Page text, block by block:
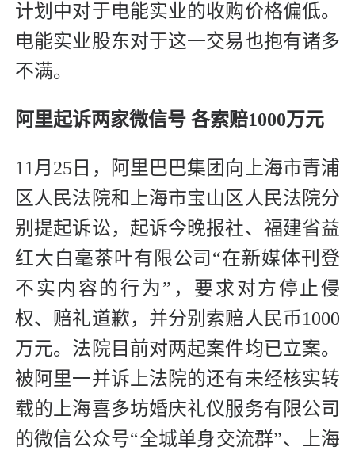
计划中对于电能实业的收购价格偏低。
电能实业股东对于这一交易也抱有诸多
不满。
阿里起诉两家微信号 各索赔1000万元
11月25日，阿里巴巴集团向上海市青浦
区人民法院和上海市宝山区人民法院分
别提起诉讼，起诉今晚报社、福建省益
红大白毫茶叶有限公司“在新媒体刊登
不实内容的行为”，要求对方停止侵
权、赔礼道歉，并分别索赔人民币1000
万元。法院目前对两起案件均已立案。
被阿里一并诉上法院的还有未经核实转
载的上海喜多坊婚庆礼仪服务有限公司
的微信公众号“全城单身交流群”、上海